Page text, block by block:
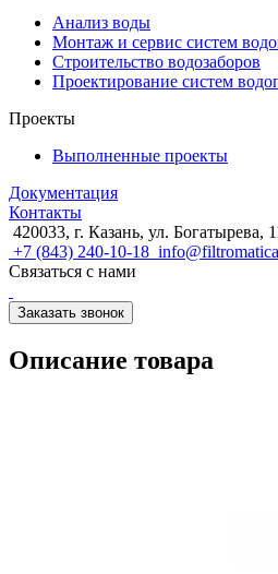
Анализ воды
Монтаж и сервис систем
Строительство водозаборов
Проектирование систем
Проекты
Выполненные проекты
Документация
Контакты
420033, г. Казань, ул. Богатырева,
+7 (843) 240-10-18
Связаться с нами
Заказать звонок
Описание товара